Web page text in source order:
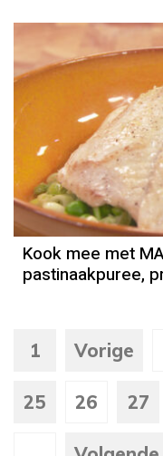
Kook mee met
pastinaakpuree,
1 Vorige
25 26 27